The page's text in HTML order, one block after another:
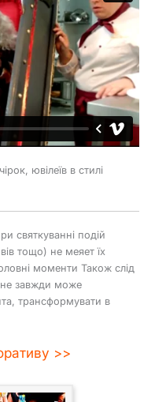
ювілеїв в стилі
святкуванні подій
тощо) не меяет їх
моменти Також слід
не завжди може
трансформувати в
>>